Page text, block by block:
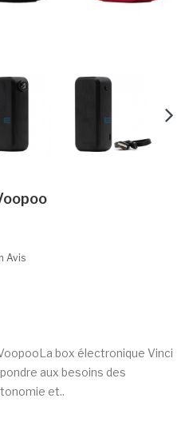
Avis
box électronique Vinci
aux besoins des
et..